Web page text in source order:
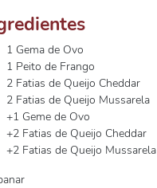
1 Gema de Ovo
1 Peito de Frango
2 Fatias de Queijo Cheddar
2 Fatias de Queijo Mussarela
+1 Geme de Ovo
+2 Fatias de Queijo Cheddar
+2 Fatias de Queijo Mussarela